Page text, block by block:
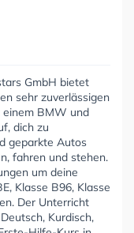
GmbH bietet
sehr zuverlässigen
einem BMW und
dich zu
geparkte Autos
fahren und stehen.
um deine
Klasse B96, Klasse
Der Unterricht
Kurdisch,